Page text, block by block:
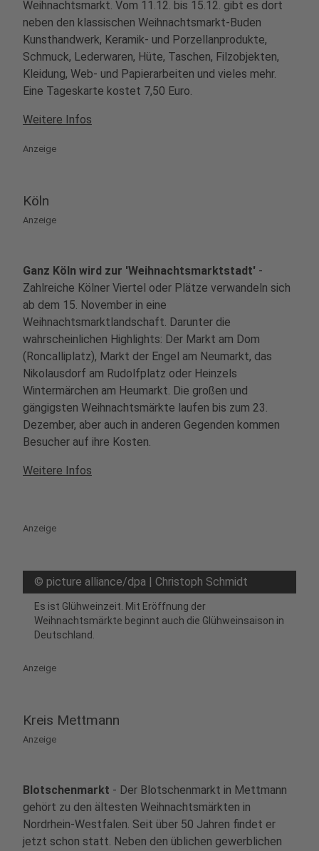
Weihnachtsmarkt. Vom 11.12. bis 15.12. gibt es dort
neben den klassischen Weihnachtsmarkt-Buden
Kunsthandwerk, Keramik- und Porzellanprodukte,
Schmuck, Lederwaren, Hüte, Taschen, Filzobjekten,
Kleidung, Web- und Papierarbeiten und vieles mehr.
Eine Tageskarte kostet 7,50 Euro.
Weitere Infos
Anzeige
Köln
Anzeige
Ganz Köln wird zur 'Weihnachtsmarktstadt' -
Zahlreiche Kölner Viertel oder Plätze verwandeln sich
ab dem 15. November in eine
Weihnachtsmarktlandschaft. Darunter die
wahrscheinlichen Highlights: Der Markt am Dom
(Roncalliplatz), Markt der Engel am Neumarkt, das
Nikolausdorf am Rudolfplatz oder Heinzels
Wintermärchen am Heumarkt. Die großen und
gängigsten Weihnachtsmärkte laufen bis zum 23.
Dezember, aber auch in anderen Gegenden kommen
Besucher auf ihre Kosten.
Weitere Infos
Anzeige
© picture alliance/dpa | Christoph Schmidt
Es ist Glühweinzeit. Mit Eröffnung der
Weihnachtsmärkte beginnt auch die Glühweinsaison in
Deutschland.
Anzeige
Kreis Mettmann
Anzeige
Blotschenmarkt - Der Blotschenmarkt in Mettmann
gehört zu den ältesten Weihnachtsmärkten in
Nordrhein-Westfalen. Seit über 50 Jahren findet er
jetzt schon statt. Neben den üblichen gewerblichen